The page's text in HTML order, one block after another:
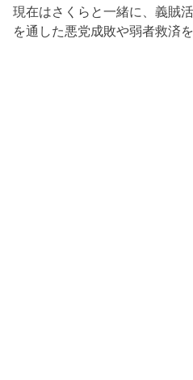
現在はさくらと一緒に、義賊
を通した悪党成敗や弱者救済